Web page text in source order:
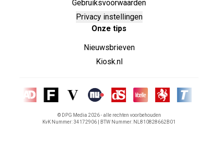
Gebruiksvoorwaarden
Privacy instellingen
Onze tips
Nieuwsbrieven
Kiosk.nl
© DPG Media 2026- alle rechten voorbehouden
KvK Nummer: 34172906 | BTW Nummer: NL810828662B01